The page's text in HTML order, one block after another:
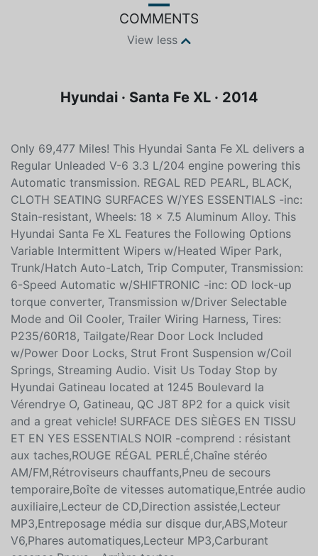
Only 69,477 Miles! This Hyundai Santa Fe XL delivers a
Regular Unleaded V-6 3.3 L/204 engine powering this
Automatic transmission. REGAL RED PEARL, BLACK,
CLOTH SEATING SURFACES W/YES ESSENTIALS -inc:
Stain-resistant, Wheels: 18 x 7.5 Aluminum Alloy. This
Hyundai Santa Fe XL Features the Following Options
Variable Intermittent Wipers w/Heated Wiper Park,
Trunk/Hatch Auto-Latch, Trip Computer, Transmission:
6-Speed Automatic w/SHIFTRONIC -inc: OD lock-up
torque converter, Transmission w/Driver Selectable
Mode and Oil Cooler, Trailer Wiring Harness, Tires:
P235/60R18, Tailgate/Rear Door Lock Included
w/Power Door Locks, Strut Front Suspension w/Coil
Springs, Streaming Audio. Visit Us Today Stop by
Hyundai Gatineau located at 1245 Boulevard la
Vérendrye O, Gatineau, QC J8T 8P2 for a quick visit
and a great vehicle! SURFACE DES SIÈGES EN TISSU
ET EN YES ESSENTIALS NOIR -comprend : résistant
aux taches,ROUGE RÉGAL PERLÉ,Chaîne stéréo
AM/FM,Rétroviseurs chauffants,Pneu de secours
temporaire,Boîte de vitesses automatique,Entrée audio
auxiliaire,Lecteur de CD,Direction assistée,Lecteur